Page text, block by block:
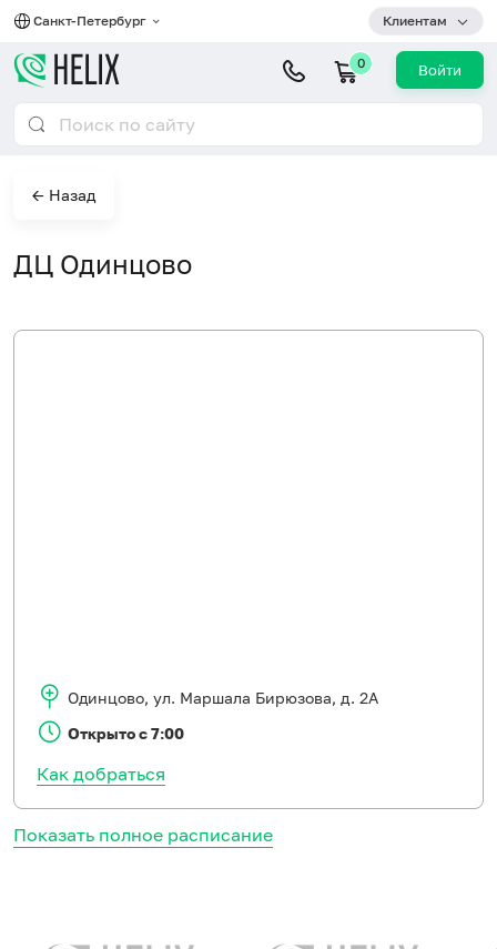
Санкт-Петербург Клиентам
0 Войти
← Назад
ДЦ Одинцово
Показать полное расписание
Одинцово, ул. Маршала Бирюзова, д. 2А
Открыто с 7:00
Как добраться